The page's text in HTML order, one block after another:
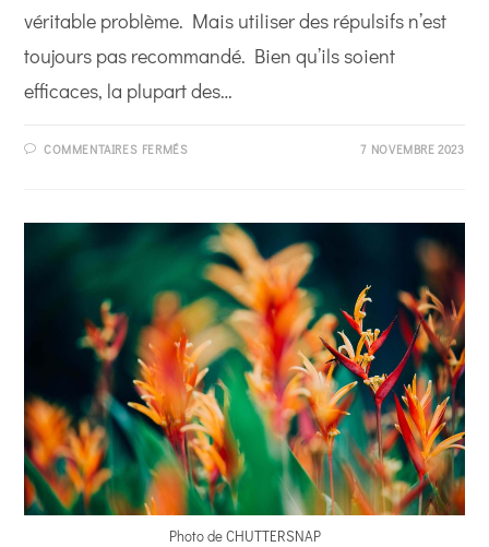
véritable problème. Mais utiliser des répulsifs n’est
toujours pas recommandé. Bien qu’ils soient
efficaces, la plupart des…
COMMENTAIRES FERMÉSSUR
MOUSTIQUES
7 NOVEMBRE 2023
Photo de CHUTTERSNAP